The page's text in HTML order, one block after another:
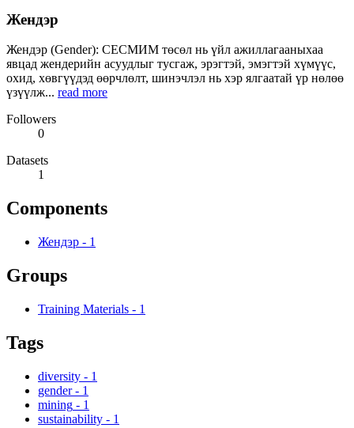
Жендэр
Жендэр (Gender): СЕСМИМ төсөл нь үйл ажиллагааныхаа
явцад жендерийн асуудлыг тусгаж, эрэгтэй, эмэгтэй хүмүүс,
охид, хөвгүүдэд өөрчлөлт, шинэчлэл нь хэр ялгаатай үр нөлөө
үзүүлж... read more
Followers
0
Datasets
1
Components
Жендэр - 1
Groups
Training Materials - 1
Tags
diversity - 1
gender - 1
mining - 1
sustainability - 1